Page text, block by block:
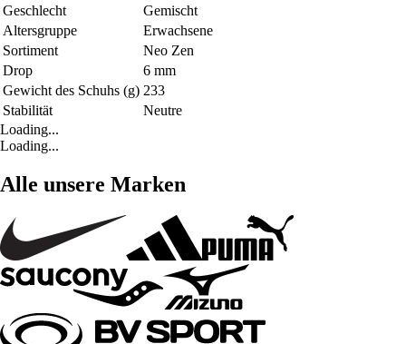
Geschlecht
Gemischt
Altersgruppe
Erwachsene
Sortiment
Neo Zen
Drop
6 mm
Gewicht des Schuhs (g) 233
Stabilität
Neutre
Loading...
Loading...
Alle unsere Marken